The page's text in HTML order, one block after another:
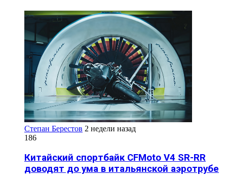
Степан Берестов 2 недели назад
186
Китайский спортбайк CFMoto V4 SR-RR
доводят до ума в итальянской аэротрубе